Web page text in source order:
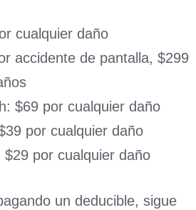
cualquier daño
accidente de pantalla, $299
$69 por cualquier daño
por cualquier daño
$29 por cualquier daño
un deducible, sigue